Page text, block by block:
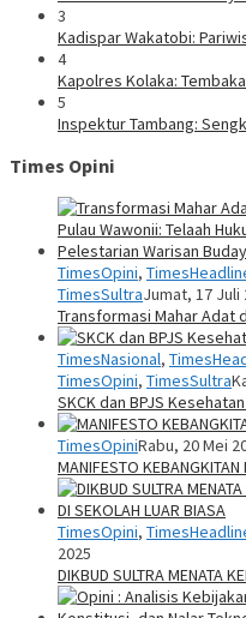
3
Kadispar Wakatobi:
4
Kapolres Kolaka:
5
Inspektur Tambang:
Times Opini
TimesOpini,
TimesSultraJumat, 17 Juli
Transformasi Mahar Adat
TimesNasional,
TimesOpini, TimesSultra
SKCK dan BPJS
TimesOpiniRabu, 20 Mei
MANIFESTO KEBANGKITAN
TimesOpini,
2025
DIKBUD SULTRA MENATA